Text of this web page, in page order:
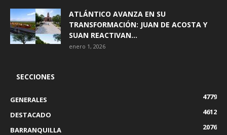
ATLÁNTICO AVANZA EN SU
TRANSFORMACIÓN: JUAN DE ACOSTA Y
SUAN REACTIVAN...
enero 1, 2026
SECCIONES
GENERALES
4779
DESTACADO
4612
BARRANQUILLA
2076